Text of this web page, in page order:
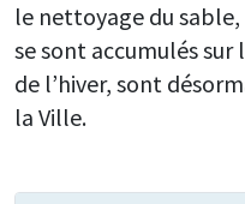
le nettoyage du
se sont accumulés
de l’hiver, sont
la Ville.